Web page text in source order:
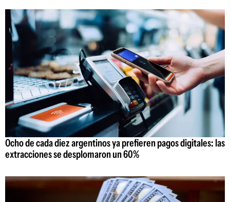
Ocho de cada diez argentinos ya prefieren pagos digitales: las
extracciones se desplomaron un 60%